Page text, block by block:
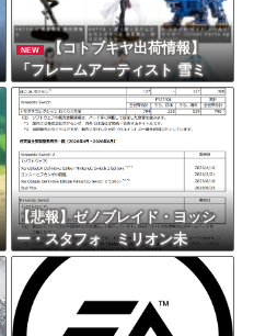
NEW
【コトブキヤ出荷情報】
「フレームアーティスト 雪ミ
ク」「創彩少女庭園 早乙女 瑠衣
【桃桜高校・競泳水着】」プラ
モデルほか【発売日決定】
【悲報】ゼノブレイド・ヨッシ
ー・スタフォ ミリオン未
達・・・